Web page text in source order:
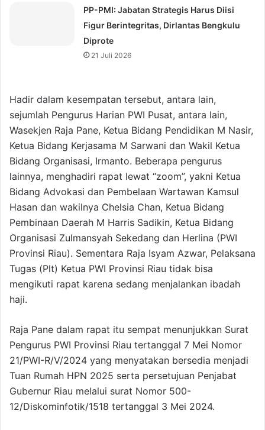
⁠PP-PMI: Jabatan Strategis Harus Diisi
Figur Berintegritas, Dirlantas Bengkulu
Diprote
21 Juli 2026
Hadir dalam kesempatan tersebut, antara lain,
sejumlah Pengurus Harian PWI Pusat, antara lain,
Wasekjen Raja Pane, Ketua Bidang Pendidikan M Nasir,
Ketua Bidang Kerjasama M Sarwani dan Wakil Ketua
Bidang Organisasi, Irmanto. Beberapa pengurus
lainnya, menghadiri rapat lewat “zoom”, yakni Ketua
Bidang Advokasi dan Pembelaan Wartawan Kamsul
Hasan dan wakilnya Chelsia Chan, Ketua Bidang
Pembinaan Daerah M Harris Sadikin, Ketua Bidang
Organisasi Zulmansyah Sekedang dan Herlina (PWI
Provinsi Riau). Sementara Raja Isyam Azwar, Pelaksana
Tugas (Plt) Ketua PWI Provinsi Riau tidak bisa
mengikuti rapat karena sedang menjalankan ibadah
haji.
Raja Pane dalam rapat itu sempat menunjukkan Surat
Pengurus PWI Provinsi Riau tertanggal 7 Mei Nomor
21/PWI-R/V/2024 yang menyatakan bersedia menjadi
Tuan Rumah HPN 2025 serta persetujuan Penjabat
Gubernur Riau melalui surat Nomor 500-
12/Diskominfotik/1518 tertanggal 3 Mei 2024.